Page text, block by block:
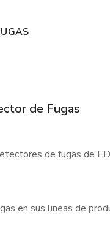
de Fugas
de fugas de
en sus lineas de